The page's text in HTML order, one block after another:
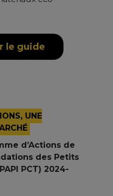
le guide
UNE
d’Actions de
des Petits
PCT) 2024-